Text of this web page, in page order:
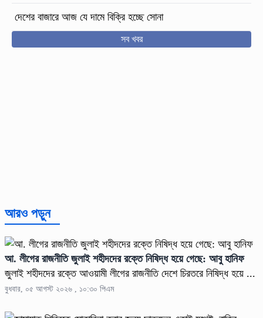
দেশের বাজারে আজ যে দামে বিক্রি হচ্ছে সোনা
সব খবর
আরও পড়ুন
আ. লীগের রাজনীতি জুলাই শহীদদের রক্তে নিষিদ্ধ হয়ে গেছে: আবু হানিফ
জুলাই শহীদদের রক্তে আওয়ামী লীগের রাজনীতি দেশে চিরতরে নিষিদ্ধ হয়ে ...
বুধবার, ০৫ আগস্ট ২০২৬ , ১০:৩০ পিএম